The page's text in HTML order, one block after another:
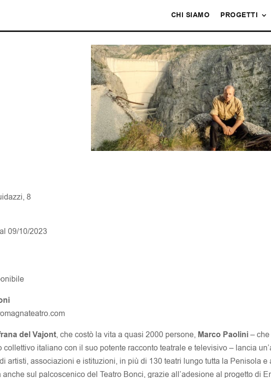
CHI SIAMO PROGETTI
8
09/10/2023
del Vajont, che costò la vita a quasi 2000 persone, Marco Paolini–
collettivo italiano con il suo potente racconto teatrale e televisivo – lancia
artisti, associazioni e istituzioni, in più di 130 teatri lungo tutta la Penisola e
anche sul palcoscenico del Teatro Bonci, grazie all’adesione al progetto di